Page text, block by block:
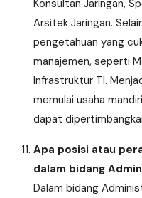
Konsultan Jaringan,
Arsitek Jaringan.
pengetahuan yang
manajemen, seperti
Infrastruktur TI.
memulai usaha
dapat
Apa posisi atau
dalam bidang
Dalam bidang